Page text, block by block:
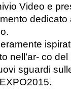
Video e
dedicato
nell’ar- co
sguardi